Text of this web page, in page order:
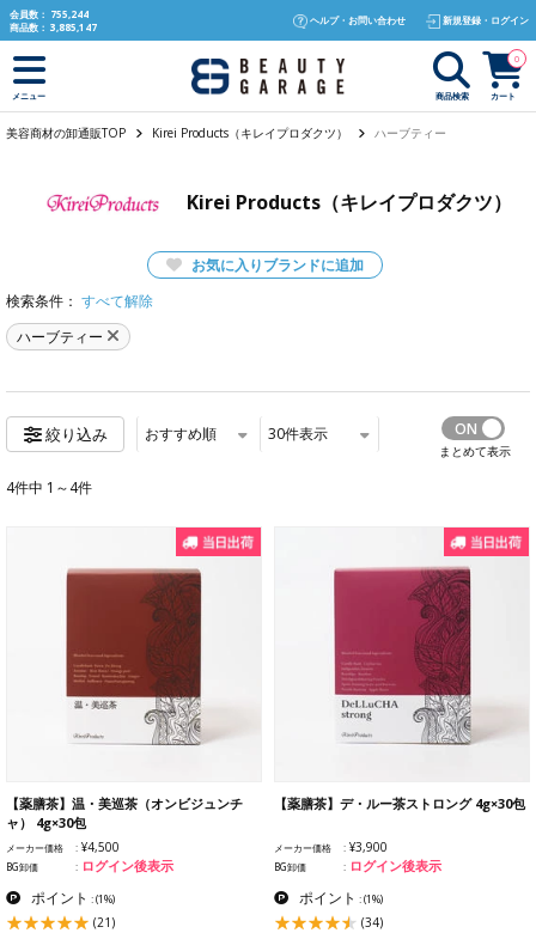
text.skipToContent
text.skipToNavigation
会員数： 755,244
商品数： 3,885,147
ヘルプ・お問い合わせ 新規登録・ログイン
メニュー 商品検索 カート
0
美容商材の卸通販TOP Kirei Products（キレイプロダクツ） ハーブティー
Kirei Products（キレイプロダクツ）
お気に入りブランドに追加
検索条件： すべて解除
ハーブティー
絞り込み おすすめ順 30件表示
まとめて表示
4件中 1～4件
【薬膳茶】温・美巡茶（オンビジュンチ
ャ） 4g×30包
メーカー価格 ¥4,500
BG卸価 ログイン後表示
ポイント :(1%)
(21)
【薬膳茶】デ・ルー茶ストロング 4g×30包
メーカー価格 ¥3,900
BG卸価 ログイン後表示
ポイント :(1%)
(34)